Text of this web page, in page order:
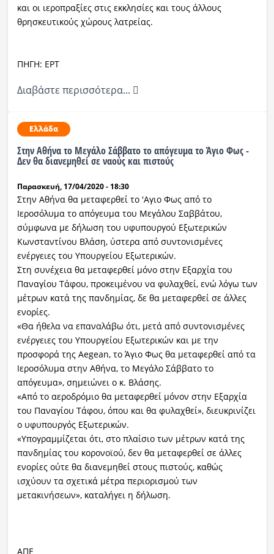
και οι ιεροπραξίες στις εκκλησίες και τους άλλους
θρησκευτικούς χώρους λατρείας.
ΠΗΓΗ: ΕΡΤ
Διαβάστε περισσότερα...
Ελλάδα
Στην Αθήνα το Μεγάλο Σάββατο το απόγευμα το Άγιο Φως -
Δεν θα διανεμηθεί σε ναούς και πιστούς
Παρασκευή, 17/04/2020 - 18:30
Στην Αθήνα θα μεταφερθεί το 'Αγιο Φως από το
Ιεροσόλυμα το απόγευμα του Μεγάλου Σαββάτου,
σύμφωνα με δήλωση του υφυπουργού Εξωτερικών
Κωνσταντίνου Βλάση, ύστερα από συντονισμένες
ενέργειες του Υπουργείου Εξωτερικών.
Στη συνέχεια θα μεταφερθεί μόνο στην Εξαρχία του
Παναγίου Τάφου, προκειμένου να φυλαχθεί, ενώ λόγω των
μέτρων κατά της πανδημίας, δε θα μεταφερθεί σε άλλες
ενορίες.
«Θα ήθελα να επαναλάβω ότι, μετά από συντονισμένες
ενέργειες του Υπουργείου Εξωτερικών και με την
προσφορά της Aegean, το Άγιο Φως θα μεταφερθεί από τα
Ιεροσόλυμα στην Αθήνα, το Μεγάλο Σάββατο το
απόγευμα», σημειώνει ο κ. Βλάσης.
«Από το αεροδρόμιο θα μεταφερθεί μόνον στην Εξαρχία
του Παναγίου Τάφου, όπου και θα φυλαχθεί», διευκρινίζει
ο υφυπουργός Εξωτερικών.
«Υπογραμμίζεται ότι, στο πλαίσιο των μέτρων κατά της
πανδημίας του κορονοϊού, δεν θα μεταφερθεί σε άλλες
ενορίες ούτε θα διανεμηθεί στους πιστούς, καθώς
ισχύουν τα σχετικά μέτρα περιορισμού των
μετακινήσεων», καταλήγει η δήλωση.
ΑΠΕ